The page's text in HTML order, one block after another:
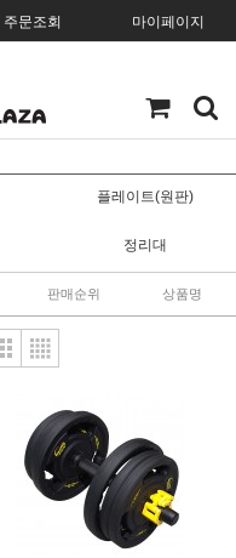
주문조회 마이페이지
플레이트(원판)
정리대
판매순위 상품명